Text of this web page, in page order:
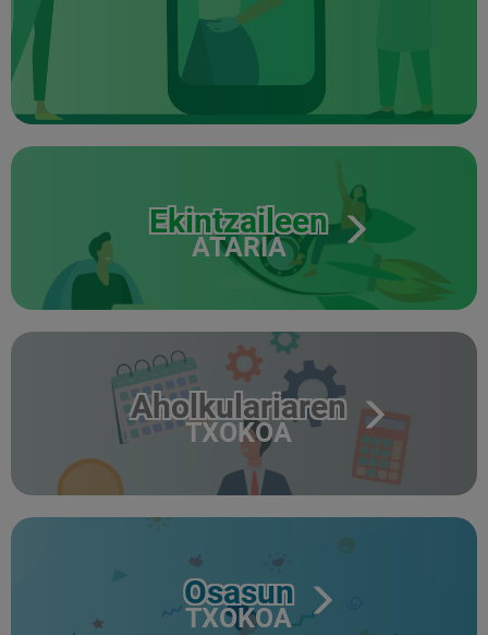
Ekintzaileen
ATARIA
Aholkulariaren
TXOKOA
Osasun
TXOKOA